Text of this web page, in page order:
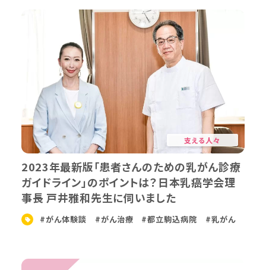
支える人々
2023年最新版「患者さんのための乳がん診療
ガイドライン」のポイントは？日本乳癌学会理
事長 戸井雅和先生に伺いました
#がん体験談 #がん治療 #都立駒込病院 #乳がん